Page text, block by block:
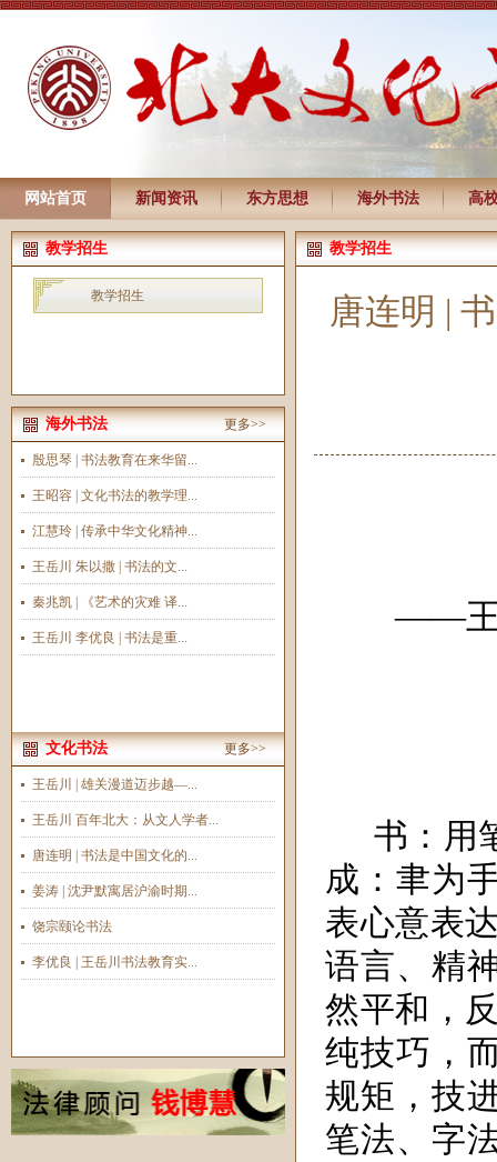
网站首页 新闻资讯 东方思想 海外书法 高
教学招生
教学招生
海外书法 更多>>
殷思琴 | 书法教育在来华留...
王昭容 | 文化书法的教学理...
江慧玲 | 传承中华文化精神...
王岳川 朱以撒 | 书法的文...
秦兆凯 | 《艺术的灾难 译...
王岳川 李优良 | 书法是重...
文化书法 更多>>
王岳川 | 雄关漫道迈步越—...
王岳川 百年北大：从文人学者...
唐连明 | 书法是中国文化的...
姜涛 | 沈尹默寓居沪渝时期...
饶宗颐论书法
李优良 | 王岳川书法教育实...
教学招生
唐连明 |
——王
书：用
成：聿为
表心意表
语言、精
然平和，
纯技巧，
规矩，技
笔法、字